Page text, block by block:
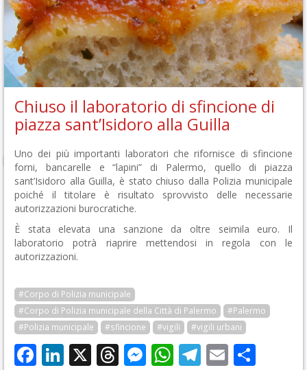
Chiuso il laboratorio di sfincione di
piazza sant’Isidoro alla Guilla
Uno dei più importanti laboratori che rifornisce di sfincione
forni, bancarelle e “lapini” di Palermo, quello di piazza
sant’Isidoro alla Guilla, è stato chiuso dalla Polizia municipale
poiché il titolare è risultato sprovvisto delle necessarie
autorizzazioni burocratiche.
È stata elevata una sanzione da oltre seimila euro. Il
laboratorio potrà riaprire mettendosi in regola con le
autorizzazioni.
#Corpo di Polizia municipale
#Corpo di Polizia municipale della Città di Palermo
#Palermo
#Polizia municipale
#sfincione #vigili #vigili urbani
Facebook
LinkedIn
X Threads
Messenger
WhatsApp
Telegram
Email